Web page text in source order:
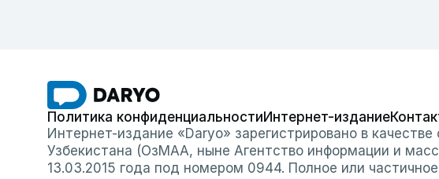
Политика конфиденциальностиИнтернет-издание
Интернет-издание «Daryo» зарегистрировано в
Узбекистана (ОзМАА, ныне Агентство информации и
13.03.2015 года под номером 0944. Полное или